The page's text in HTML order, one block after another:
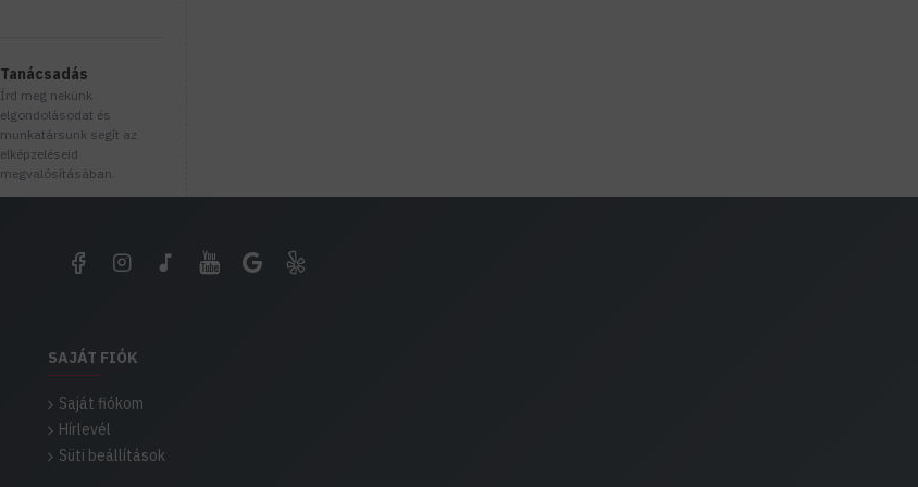
Tanácsadás
Írd meg nekünk
elgondolásodat és
munkatársunk segít az
elképzeléseid
megvalósításában.
SAJÁT FIÓK
Saját fiókom
Hírlevél
Süti beállítások